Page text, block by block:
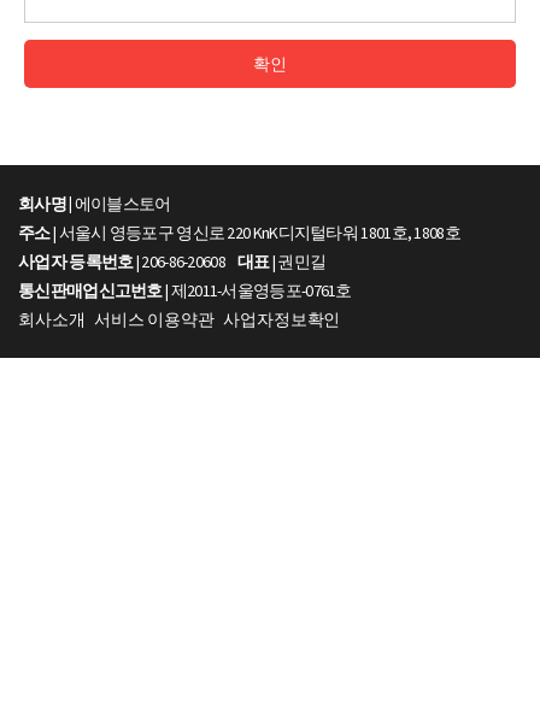
회사명 |에이블스토어
주소| 서울시 영등포구 영신로 220 KnK디지털타워 1801호, 1808호
사업자 등록번호| 206-86-20608 대표| 권민길
통신판매업신고번호| 제2011-서울영등포-0761호
회사소개 서비스 이용약관 사업자정보확인